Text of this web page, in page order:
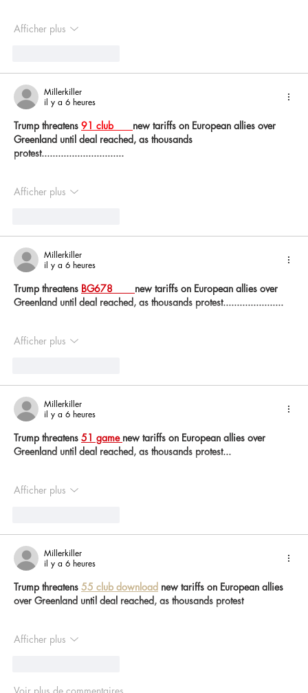
Afficher plus
Millerkiller
il y a 6 heures
Trump threatens 91 club
new tariffs on European allies over
Greenland until deal reached, as thousands
protest..............................
Afficher plus
Millerkiller
il y a 6 heures
Trump threatens BG678
new tariffs on European allies over
Greenland until deal reached, as thousands protest......................
Afficher plus
Millerkiller
il y a 6 heures
Trump threatens 51 game new tariffs on European allies over
Greenland until deal reached, as thousands protest...
Afficher plus
Millerkiller
il y a 6 heures
Trump threatens 55 club download new tariffs on European allies
over Greenland until deal reached, as thousands protest
Afficher plus
Voir plus de commentaires